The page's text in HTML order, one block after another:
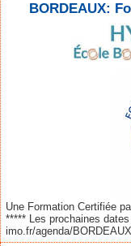
BORDEAUX:
Une Formation Certifiée
***** Les prochaines
imo.fr/agenda/